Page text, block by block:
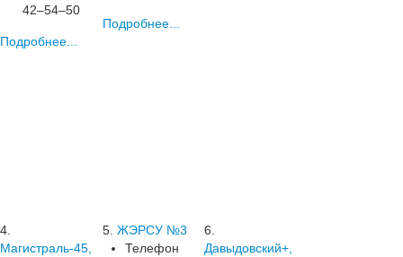
42‒54‒50
Подробнее...
Подробнее...
4.
Магистраль-45,
5. ЖЭРСУ №3
Телефон
6.
Давыдовский+,